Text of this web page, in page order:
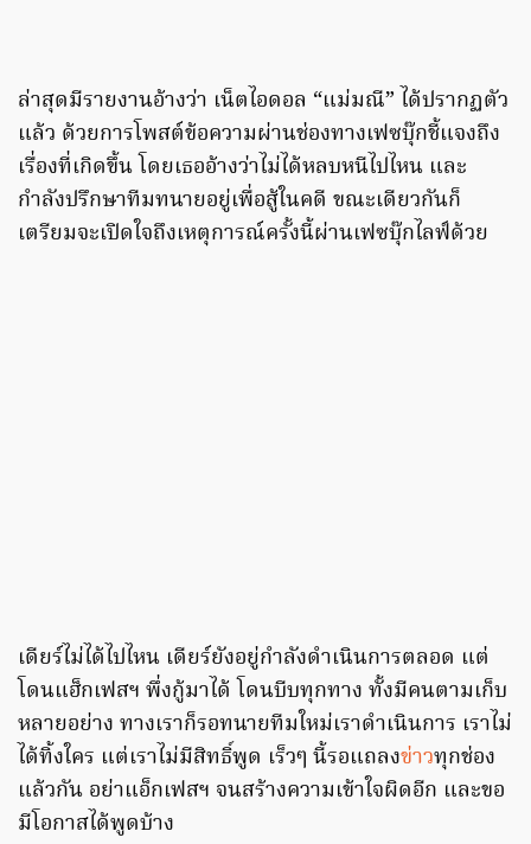
ล่าสุดมีรายงานอ้างว่า เน็ตไอดอล “แม่มณี” ได้ปรากฏตัว
แล้ว ด้วยการโพสต์ข้อความผ่านช่องทางเฟซบุ๊กชี้แจงถึง
เรื่องที่เกิดขึ้น โดยเธออ้างว่าไม่ได้หลบหนีไปไหน และ
กำลังปรึกษาทีมทนายอยู่เพื่อสู้ในคดี ขณะเดียวกันก็
เตรียมจะเปิดใจถึงเหตุการณ์ครั้งนี้ผ่านเฟซบุ๊กไลฟ์ด้วย
เดียร์ไม่ได้ไปไหน เดียร์ยังอยู่กำลังดำเนินการตลอด แต่
โดนแฮ็กเฟสฯ พึ่งกู้มาได้ โดนบีบทุกทาง ทั้งมีคนตามเก็บ
หลายอย่าง ทางเราก็รอทนายทีมใหม่เราดำเนินการ เราไม่
ได้ทิ้งใคร แต่เราไม่มีสิทธิ์พูด เร็วๆ นี้รอแถลงข่าวทุกช่อง
แล้วกัน อย่าแอ็กเฟสฯ จนสร้างความเข้าใจผิดอีก และขอ
มีโอกาสได้พูดบ้าง